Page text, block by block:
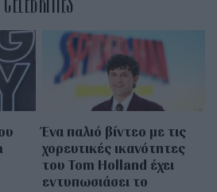
Ένα παλιό βίντεο με τις
χορευτικές ικανότητες
του Tom Holland έχει
εντυπωσιάσει το